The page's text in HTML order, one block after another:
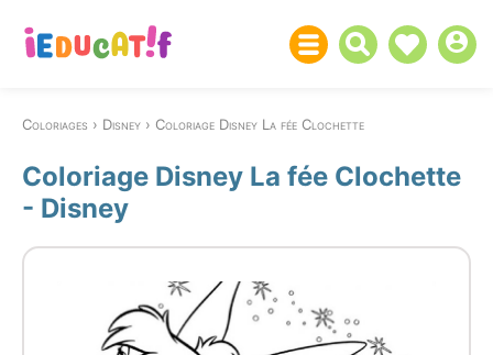
Coloriages Disney Coloriage Disney La fée Clochette
Coloriage Disney La fée Clochette
- Disney